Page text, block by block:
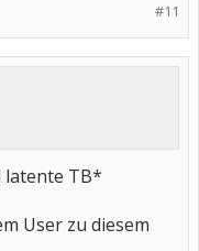
#11
latente TB*
User zu diesem